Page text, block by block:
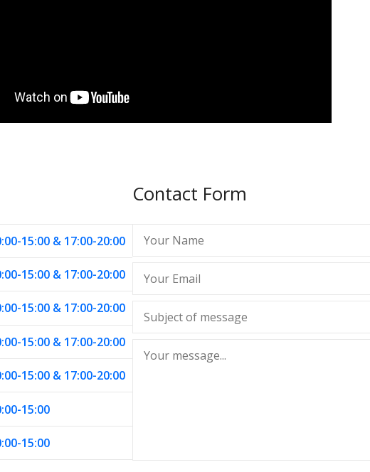
15:00 & 17:00-20:00
15:00 & 17:00-20:00
15:00 & 17:00-20:00
15:00 & 17:00-20:00
15:00 & 17:00-20:00
15:00
15:00
Contact Form